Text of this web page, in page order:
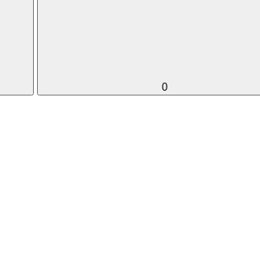
0